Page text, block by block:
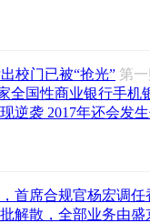
校门已被“抢光” 第
全国性商业银行手机
逆袭 2017年还会发
首席合规官杨宏调任
解散，全部业务由盛